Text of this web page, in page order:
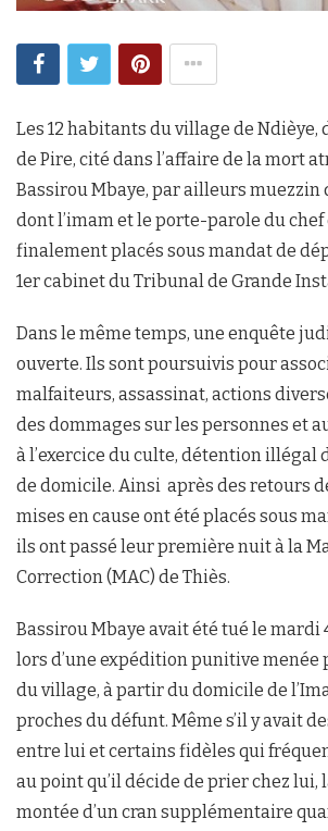
Les 12 habitants du village de Ndièye,
de Pire, cité dans l’affaire de la mort
Bassirou Mbaye, par ailleurs muezzin
dont l’imam et le porte-parole du chef
finalement placés sous mandat de
1er cabinet du Tribunal de Grande
Dans le même temps, une enquête
ouverte. Ils sont poursuivis pour
malfaiteurs, assassinat, actions
des dommages sur les personnes et
à l’exercice du culte, détention illégal
de domicile. Ainsi après des retours
mises en cause ont été placés sous
ils ont passé leur première nuit à la
Correction (MAC) de Thiès.
Bassirou Mbaye avait été tué le mardi
lors d’une expédition punitive menée
du village, à partir du domicile de
proches du défunt. Même s’il y avait
entre lui et certains fidèles qui
au point qu’il décide de prier chez lui,
montée d’un cran supplémentaire